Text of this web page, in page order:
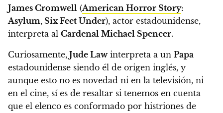
James Cromwell (American Horror Story:
Asylum, Six Feet Under), actor estadounidense,
interpreta al Cardenal Michael Spencer.
Curiosamente, Jude Lawinterpreta a un Papa
estadounidense siendo él de origen inglés, y
aunque esto no es novedad ni en la televisión, ni
en el cine, sí es de resaltar si tenemos en cuenta
que el elenco es conformado por histriones de